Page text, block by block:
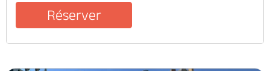
Réserver